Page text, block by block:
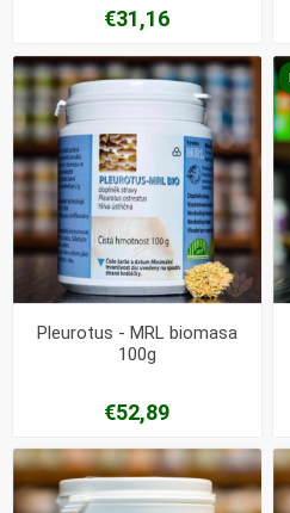
€31,16
Pleurotus - MRL biomasa
100g
€52,89